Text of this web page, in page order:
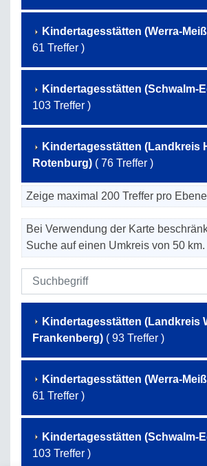
Kindertagesstätten (Werra-
61 Treffer )
Kindertagesstätten (Schwalm-
103 Treffer )
Kindertagesstätten (Landkreis
Rotenburg) ( 76 Treffer )
Zeige maximal 200 Treffer pro
Bei Verwendung der Karte
Suche auf einen Umkreis von 50 km.
Kindertagesstätten (Landkreis
Frankenberg) ( 93 Treffer )
Kindertagesstätten (Werra-
61 Treffer )
Kindertagesstätten (Schwalm-
103 Treffer )